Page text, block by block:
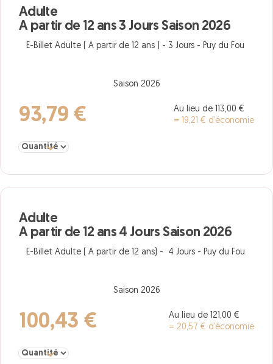
Adulte
A partir de 12 ans 3 Jours Saison 2026
E-Billet Adulte ( A partir de 12 ans ) - 3 Jours - Puy du Fou
Saison 2026
93,79 €
Au lieu de 113,00 €
= 19,21 € d’économie
Sélectionner la quantité pour Adulte A partir de 12 ans 3 Jours
Adulte
A partir de 12 ans 4 Jours Saison 2026
E-Billet Adulte ( A partir de 12 ans) - 4 Jours - Puy du Fou
Saison 2026
100,43 €
Au lieu de 121,00 €
= 20,57 € d’économie
Sélectionner la quantité pour Adulte A partir de 12 ans 4 Jours